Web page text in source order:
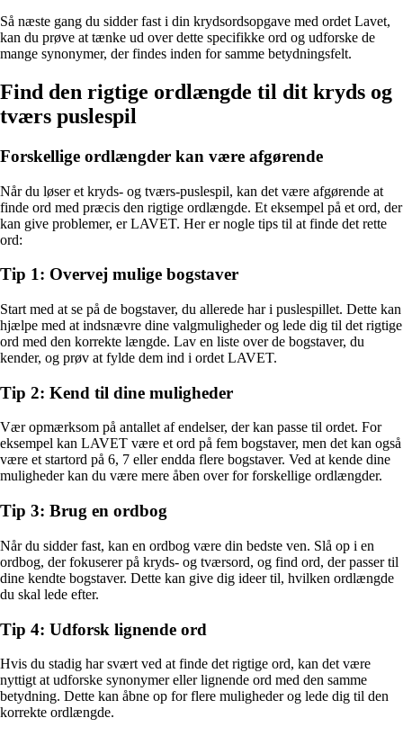
Så næste gang du sidder fast i din krydsordsopgave med ordet Lavet,
kan du prøve at tænke ud over dette specifikke ord og udforske de
mange synonymer, der findes inden for samme betydningsfelt.
Find den rigtige ordlængde til dit kryds og
tværs puslespil
Forskellige ordlængder kan være afgørende
Når du løser et kryds- og tværs-puslespil, kan det være afgørende at
finde ord med præcis den rigtige ordlængde. Et eksempel på et ord, der
kan give problemer, er LAVET. Her er nogle tips til at finde det rette
ord:
Tip 1: Overvej mulige bogstaver
Start med at se på de bogstaver, du allerede har i puslespillet. Dette kan
hjælpe med at indsnævre dine valgmuligheder og lede dig til det rigtige
ord med den korrekte længde. Lav en liste over de bogstaver, du
kender, og prøv at fylde dem ind i ordet LAVET.
Tip 2: Kend til dine muligheder
Vær opmærksom på antallet af endelser, der kan passe til ordet. For
eksempel kan LAVET være et ord på fem bogstaver, men det kan også
være et startord på 6, 7 eller endda flere bogstaver. Ved at kende dine
muligheder kan du være mere åben over for forskellige ordlængder.
Tip 3: Brug en ordbog
Når du sidder fast, kan en ordbog være din bedste ven. Slå op i en
ordbog, der fokuserer på kryds- og tværsord, og find ord, der passer til
dine kendte bogstaver. Dette kan give dig ideer til, hvilken ordlængde
du skal lede efter.
Tip 4: Udforsk lignende ord
Hvis du stadig har svært ved at finde det rigtige ord, kan det være
nyttigt at udforske synonymer eller lignende ord med den samme
betydning. Dette kan åbne op for flere muligheder og lede dig til den
korrekte ordlængde.